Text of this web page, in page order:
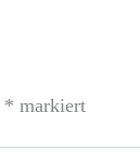
* markiert